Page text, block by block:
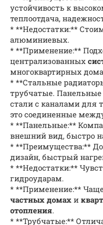
устойчивость к
теплоотдача,
* **Недостатки:**
алюминиевых.
* **Применение:**
централизованных
многоквартирных
* **Стальные
трубчатые.
стали с каналами для
это соединенные
* **Панельные:**
внешний вид, быстро
* **Преимущества:**
дизайн, быстрый
* **Недостатки:**
гидроударам.
* **Применение:**
частных домах и
отопления.
* **Трубчатые:**